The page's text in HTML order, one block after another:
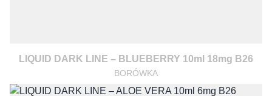
LIQUID DARK LINE – BLUEBERRY 10ml 18mg B26
BORÓWKA